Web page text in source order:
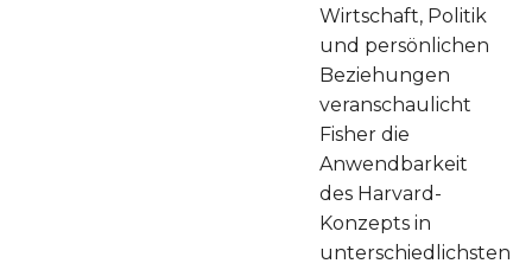
Wirtschaft, Politik
und persönlichen
Beziehungen
veranschaulicht
Fisher die
Anwendbarkeit
des Harvard-
Konzepts in
unterschiedlichsten